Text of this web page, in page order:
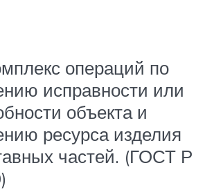
операций по
исправности или
объекта и
ресурса изделия
частей. (ГОСТ Р